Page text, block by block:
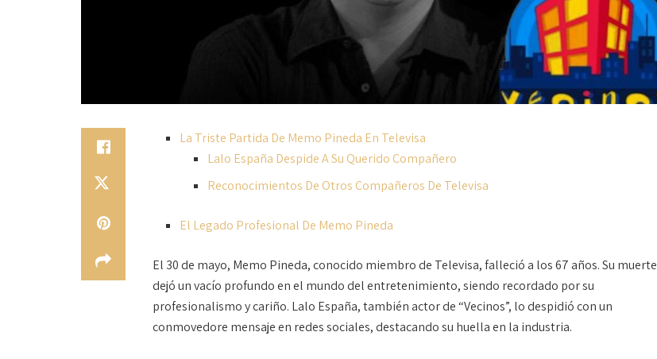
La Triste Partida De Memo Pineda En Televisa
Lalo España Despide A Su Querido Compañero
Reconocimientos De Otros Compañeros De Televisa
El Legado Profesional De Memo Pineda
El 30 de mayo, Memo Pineda, conocido miembro de Televisa, falleció a los 67 años. Su muerte
dejó un vacío profundo en el mundo del entretenimiento, siendo recordado por su
profesionalismo y cariño. Lalo España, también actor de “Vecinos”, lo despidió con un
conmovedore mensaje en redes sociales, destacando su huella en la industria.